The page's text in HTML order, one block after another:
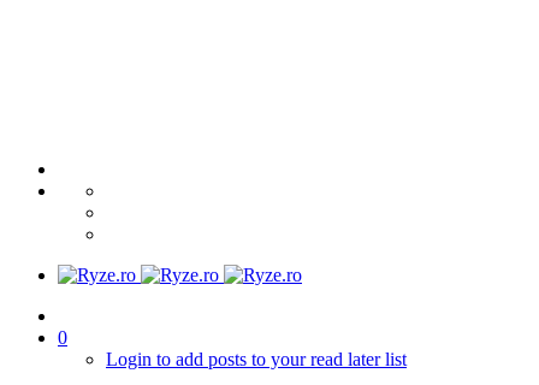
0
Login to add posts to your read later list